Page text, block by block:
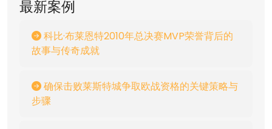
最新案例
科比·布莱恩特2010年总决赛MVP荣誉背后的
故事与传奇成就
确保击败莱斯特城争取欧战资格的关键策略与
步骤